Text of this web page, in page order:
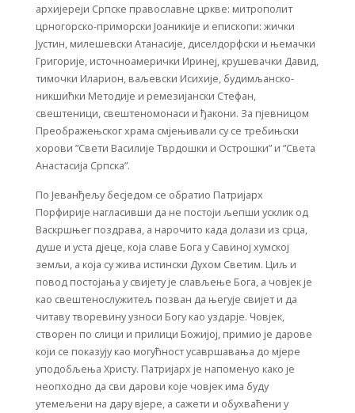
архијереји Српске православне цркве: митрополит
црногорско-приморски Јоаникије и епископи: жички
Јустин, милешевски Атанасије, диселдорфски и њемачки
Григорије, источноамерички Иринеј, крушевачки Давид,
тимочки Иларион, ваљевски Исихије, будимљанско-
никшићки Методије и ремезијански Стефан,
свештеници, свештеномонаси и ђакони. За пјевницом
Преображењског храма смјењивали су се требињски
хорови ”Свети Василије Тврдошки и Острошки” и ”Света
Анастасија Српска”.
По Јеванђељу бесједом се обратио Патријарх
Порфирије нагласивши да не постоји љепши усклик од
Васкршњег поздрава, а нарочито када долази из срца,
душе и уста дјеце, која славе Бога у Савиној хумској
земљи, а која су жива истински Духом Светим. Циљ и
повод постојања у свијету је слављење Бога, а човјек је
као свештенослужитељ позван да његује свијет и да
читаву творевину узноси Богу као уздарје. Човјек,
створен по слици и прилици Божијој, примио је дарове
који се показују као могућност усавршавања до мјере
уподобљења Христу. Патријарх је напоменуо како је
неопходно да сви дарови које човјек има буду
утемељени на дару вјере, а сажети и обухваћени у